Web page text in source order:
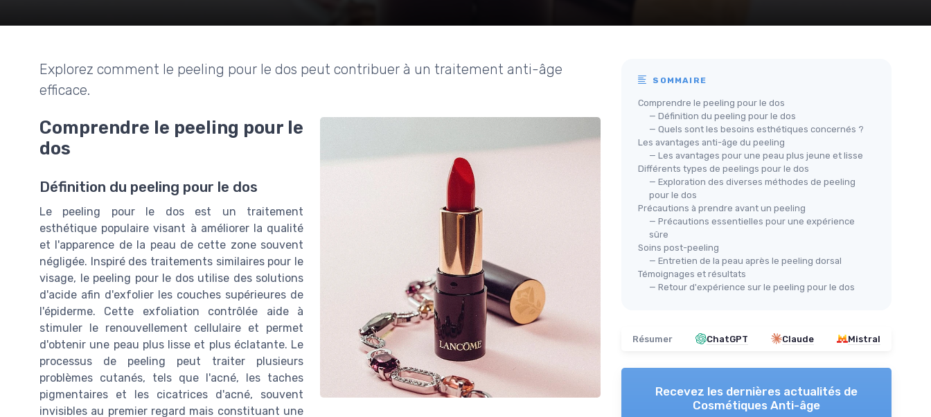
Explorez comment le peeling pour le dos peut contribuer à un traitement anti-âge
efficace.
Comprendre le peeling pour le
dos
Définition du peeling pour le dos
Le peeling pour le dos est un traitement
esthétique populaire visant à améliorer la qualité
et l'apparence de la peau de cette zone souvent
négligée. Inspiré des traitements similaires pour le
visage, le peeling pour le dos utilise des solutions
d'acide afin d'exfolier les couches supérieures de
l'épiderme. Cette exfoliation contrôlée aide à
stimuler le renouvellement cellulaire et permet
d'obtenir une peau plus lisse et plus éclatante. Le
processus de peeling peut traiter plusieurs
problèmes cutanés, tels que l'acné, les taches
pigmentaires et les cicatrices d'acné, souvent
invisibles au premier regard mais constituant une
SOMMAIRE
Comprendre le peeling pour le dos
— Définition du peeling pour le dos
— Quels sont les besoins esthétiques concernés ?
Les avantages anti-âge du peeling
— Les avantages pour une peau plus jeune et lisse
Différents types de peelings pour le dos
— Exploration des diverses méthodes de peeling
pour le dos
Précautions à prendre avant un peeling
— Précautions essentielles pour une expérience
sûre
Soins post-peeling
— Entretien de la peau après le peeling dorsal
Témoignages et résultats
— Retour d'expérience sur le peeling pour le dos
Résumer ChatGPT Claude Mistral
Recevez les dernières actualités de
Cosmétiques Anti-âge